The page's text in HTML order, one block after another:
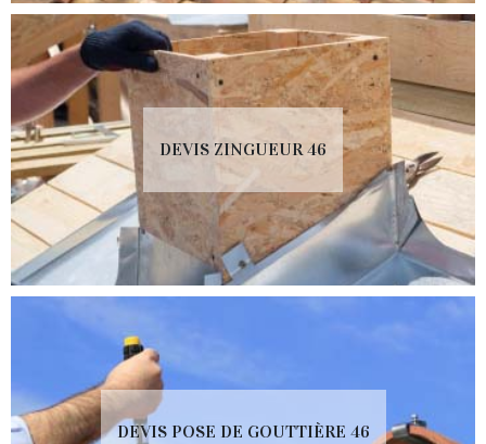
DEVIS ZINGUEUR 46
DEVIS POSE DE GOUTTIÈRE 46